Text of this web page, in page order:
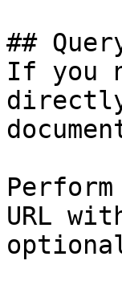
##
If you
URL